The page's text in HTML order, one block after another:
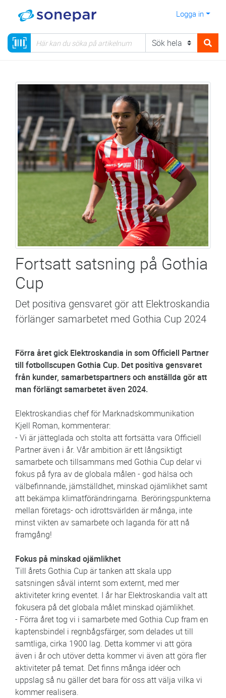
Logga in
Fortsatt satsning på Gothia
Cup
Det positiva gensvaret gör att Elektroskandia
förlänger samarbetet med Gothia Cup 2024
Förra året gick Elektroskandia in som Officiell Partner
till fotbollscupen Gothia Cup. Det positiva gensvaret
från kunder, samarbetspartners och anställda gör att
man förlängt samarbetet även 2024.
Elektroskandias chef för Marknadskommunikation
Kjell Roman, kommenterar:
- Vi är jätteglada och stolta att fortsätta vara Officiell
Partner även i år. Vår ambition är ett långsiktigt
samarbete och tillsammans med Gothia Cup delar vi
fokus på fyra av de globala målen - god hälsa och
välbefinnande, jämställdhet, minskad ojämlikhet samt
att bekämpa klimatförändringarna. Beröringspunkterna
mellan företags- och idrottsvärlden är många, inte
minst vikten av samarbete och laganda för att nå
framgång!
Fokus på minskad ojämlikhet
Till årets Gothia Cup är tanken att skala upp
satsningen såväl internt som externt, med mer
aktiviteter kring eventet. I år har Elektroskandia valt att
fokusera på det globala målet minskad ojämlikhet.
- Förra året tog vi i samarbete med Gothia Cup fram en
kaptensbindel i regnbågsfärger, som delades ut till
samtliga, cirka 1900 lag. Detta kommer vi att göra
även i år och utöver detta kommer vi även att göra fler
aktiviteter på temat. Det finns många idéer och
uppslag så nu gäller det bara för oss att välja vilka vi
kommer realisera.